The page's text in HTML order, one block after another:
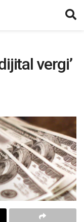
vergi’